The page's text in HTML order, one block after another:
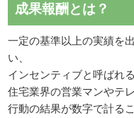
成果報酬とは？
一定の基準以上の実績を
い、
インセンティブと呼ばれ
住宅業界の営業マンやテ
行動の結果が数字で計る